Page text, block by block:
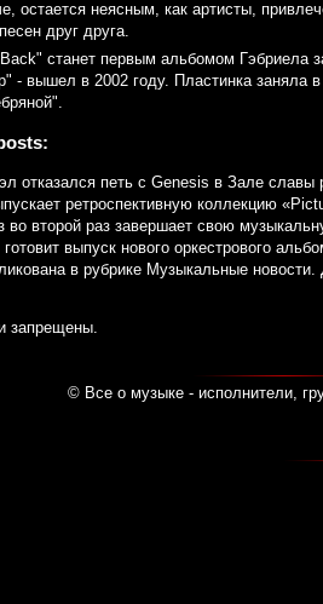
остается неясным, как артисты,
друг друга.
станет первым альбомом Гэбриела
- вышел в 2002 году. Пластинка заняла
отказался петь с Genesis в Зале славы
ретроспективную коллекцию
во второй раз завершает свою
выпуск нового оркестрового
в рубрике Музыкальные новости.
запрещены.
© Все о музыке - исполнители,